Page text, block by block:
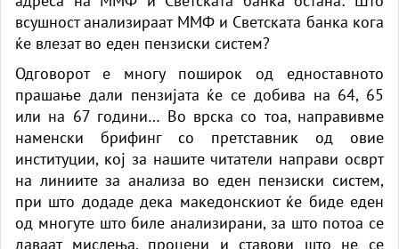
всушност анализираат ММФ и Светската банка кога
ќе влезат во еден пензиски систем?
Одговорот е многу поширок од едноставното
прашање дали пензијата ќе се добива на 64, 65
или на 67 години… Во врска со тоа, направивме
наменски брифинг со претставник од овие
институции, кој за нашите читатели направи осврт
на линиите за анализа во еден пензиски систем,
при што додаде дека македонскиот ќе биде еден
од многуте што биле анализирани, за што потоа се
даваат мислења, процени и ставови што не се